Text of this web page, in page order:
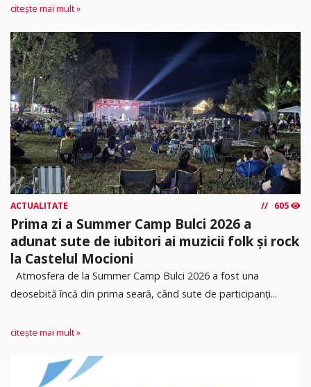
citește mai mult »
ACTUALITATE 605
Prima zi a Summer Camp Bulci 2026 a
adunat sute de iubitori ai muzicii folk și rock
la Castelul Mocioni
Atmosfera de la Summer Camp Bulci 2026 a fost una
deosebită încă din prima seară, când sute de participanți...
citește mai mult »